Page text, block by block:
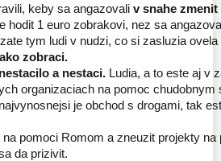
keby sa angazovali v snahe
hodit 1 euro zobrakovi, nez sa
tym ludi v nudzi, co si zasluzia
zobraci.
a nestaci. Ludia, a to este aj v
organizaciach na pomoc
je obchod s drogami, tak
pomoci Romom a zneuzit projekty
da prizivit.